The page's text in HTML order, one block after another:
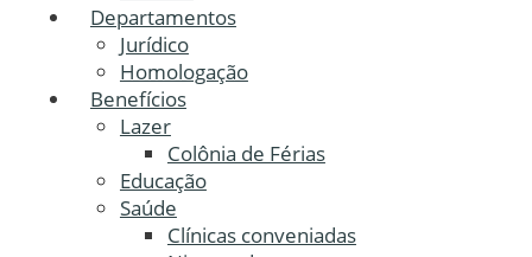
Departamentos
Jurídico
Homologação
Benefícios
Lazer
Colônia de Férias
Educação
Saúde
Clínicas conveniadas